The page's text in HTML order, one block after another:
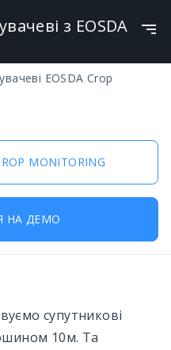
з EOSDA
з Полями та
EOSDA Crop
MONITORING
НА ДЕМО
супутникові
10м. Та